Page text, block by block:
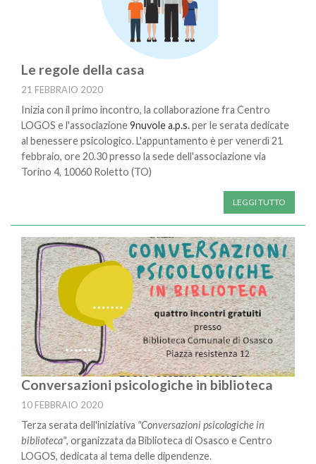
Le regole della casa
21 FEBBRAIO 2020
Inizia con il primo incontro, la collaborazione fra Centro
LOGOS e l'associazione9nuvole a.p.s.per le serata dedicate
al benessere psicologico. L'appuntamento è per venerdì 21
febbraio, ore 20.30 presso la sede dell'associazione via
Torino 4, 10060 Roletto (TO)
LEGGI TUTTO
Conversazioni psicologiche in biblioteca
10 FEBBRAIO 2020
Terza serata dell'iniziativa "Conversazioni psicologiche in
biblioteca", organizzata da Biblioteca di Osasco e Centro
LOGOS, dedicata al tema delle dipendenze.